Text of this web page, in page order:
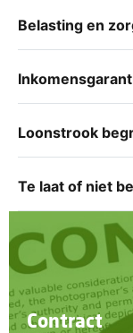
Belasting en
Loonstrook
Te laat of niet
Contract